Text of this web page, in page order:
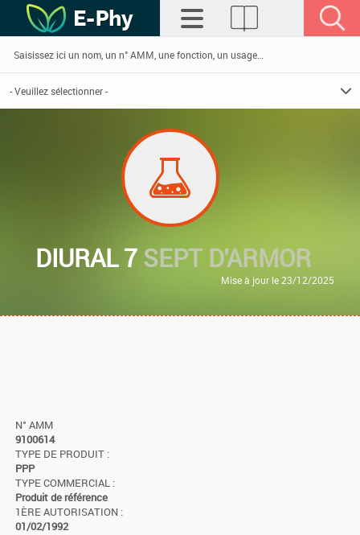
DIURAL 7SEPT D'ARMOR
Mise à jour le 23/12/2025
N° AMM
9100614
TYPE DE PRODUIT :
PPP
TYPE COMMERCIAL :
Produit de référence
1ÈRE AUTORISATION :
01/02/1992